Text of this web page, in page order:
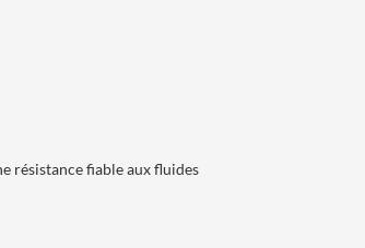
résistance fiable aux fluides